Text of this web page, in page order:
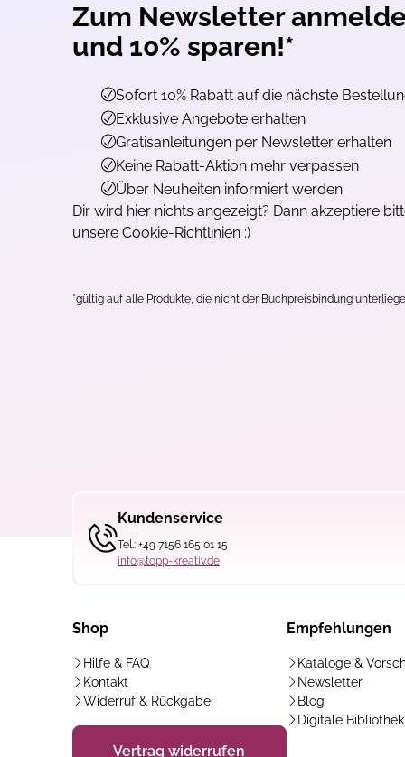
Zum Newsletter
und 10% sparen!*
Sofort 10% Rabatt auf die nächste
Exklusive Angebote erhalten
Gratisanleitungen per Newsletter erhalten
Keine Rabatt-Aktion mehr verpassen
Über Neuheiten informiert werden
Dir wird hier nichts angezeigt? Dann akzeptiere
unsere Cookie-Richtlinien :)
*gültig auf alle Produkte, die nicht der Buchpreisbindung
Kundenservice
Tel.: +49 7156 165 01 15
info@topp-kreativ.de
Shop
Hilfe & FAQ
Kontakt
Widerruf & Rückgabe
Vertrag widerrufen
Empfehlungen
Kataloge &
Newsletter
Blog
Digitale Bibliothek